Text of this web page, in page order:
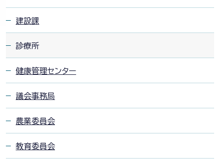
建設課
診療所
健康管理センター
議会事務局
農業委員会
教育委員会